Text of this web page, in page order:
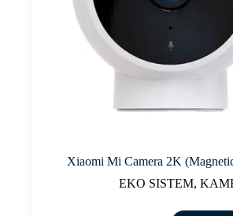
Xiaomi Mi Camera 2K
EKO SISTEM,